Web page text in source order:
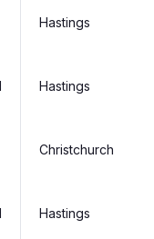
Hastings
Hastings
Christchurch
Hastings